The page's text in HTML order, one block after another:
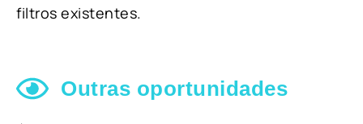
filtros existentes.
Outras oportunidades